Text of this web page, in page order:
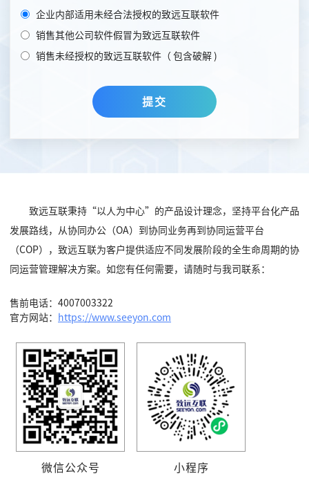
企业内部适用未经合法授权的致远互联软件
销售其他公司软件假冒为致远互联软件
销售未经授权的致远互联软件（ 包含破解 )
提交
致远互联秉持“以人为中心”的产品设计理念，坚持平台化产品
发展路线，从协同办公（OA）到协同业务再到协同运营平台
（COP），致远互联为客户提供适应不同发展阶段的全生命周期的协
同运营管理解决方案。如您有任何需要，请随时与我司联系：
售前电话：4007003322
官方网站：
https://www.seeyon.com
微信公众号 小程序